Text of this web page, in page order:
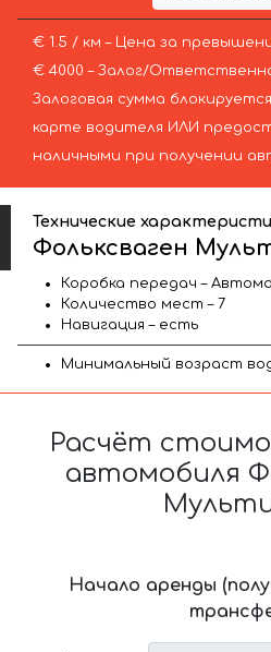
€ 1.5 / км – Цена за
€ 4000 – Залог/
Залоговая сумма
карте водителя ИЛИ
наличными при получении
Технические
Фольксваген
Коробка передач –
Количество мест – 7
Навигация – есть
Минимальный возраст
Расчёт
автомобиля
Начало аренды